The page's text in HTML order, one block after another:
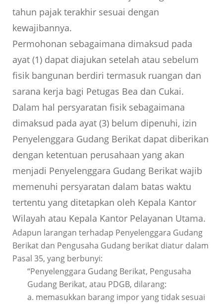
tahun pajak terakhir sesuai dengan
kewajibannya.
Permohonan sebagaimana dimaksud pada
ayat (1) dapat diajukan setelah atau sebelum
fisik bangunan berdiri termasuk ruangan dan
sarana kerja bagi Petugas Bea dan Cukai.
Dalam hal persyaratan fisik sebagaimana
dimaksud pada ayat (3) belum dipenuhi, izin
Penyelenggara Gudang Berikat dapat diberikan
dengan ketentuan perusahaan yang akan
menjadi Penyelenggara Gudang Berikat wajib
memenuhi persyaratan dalam batas waktu
tertentu yang ditetapkan oleh Kepala Kantor
Wilayah atau Kepala Kantor Pelayanan Utama.
Adapun larangan terhadap Penyelenggara Gudang
Berikat dan Pengusaha Gudang berikat diatur dalam
Pasal 35, yang berbunyi:
“Penyelenggara Gudang Berikat, Pengusaha
Gudang Berikat, atau PDGB, dilarang:
a. memasukkan barang impor yang tidak sesuai